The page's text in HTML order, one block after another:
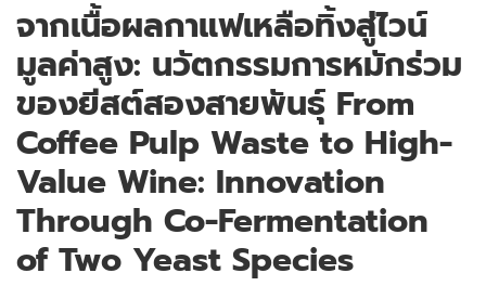
จากเนื้อผลกาแฟเหลือทิ้งสู่ไวน์
มูลค่าสูง: นวัตกรรมการหมักร่วม
ของยีสต์สองสายพันธุ์ From
Coffee Pulp Waste to High-
Value Wine: Innovation
Through Co-Fermentation
of Two Yeast Species